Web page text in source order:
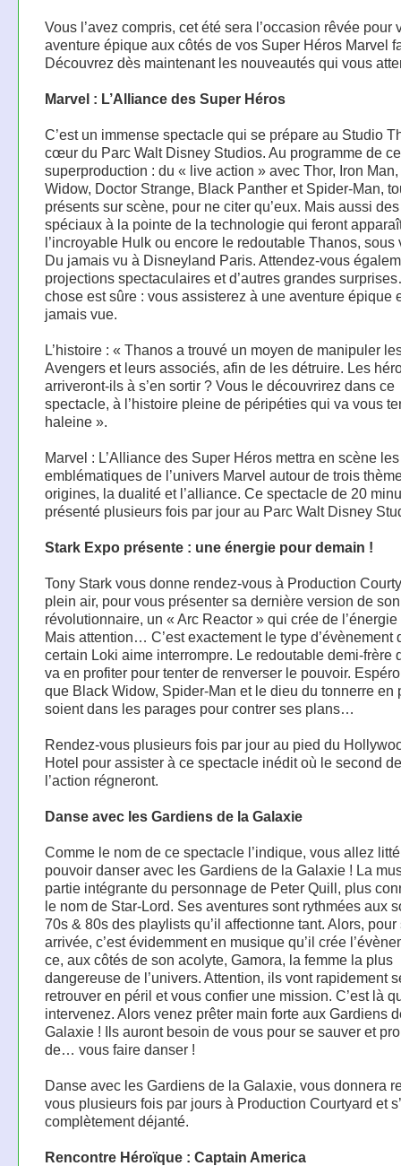
Vous l’avez compris, cet été sera l’occasion rêvée pour
aventure épique aux côtés de vos Super Héros Marvel
Découvrez dès maintenant les nouveautés qui vous
Marvel : L’Alliance des Super Héros
C’est un immense spectacle qui se prépare au Studio
cœur du Parc Walt Disney Studios. Au programme de
superproduction : du « live action » avec Thor, Iron
Widow, Doctor Strange, Black Panther et Spider-Man,
présents sur scène, pour ne citer qu’eux. Mais aussi
spéciaux à la pointe de la technologie qui feront
l’incroyable Hulk ou encore le redoutable Thanos, sous
Du jamais vu à Disneyland Paris. Attendez-vous
projections spectaculaires et d’autres grandes
chose est sûre : vous assisterez à une aventure épique
jamais vue.
L’histoire : « Thanos a trouvé un moyen de manipuler
Avengers et leurs associés, afin de les détruire. Les
arriveront-ils à s’en sortir ? Vous le découvrirez dans ce
spectacle, à l’histoire pleine de péripéties qui va vous
haleine ».
Marvel : L’Alliance des Super Héros mettra en scène
emblématiques de l’univers Marvel autour de trois
origines, la dualité et l’alliance. Ce spectacle de 20
présenté plusieurs fois par jour au Parc Walt Disney
Stark Expo présente : une énergie pour demain !
Tony Stark vous donne rendez-vous à Production
plein air, pour vous présenter sa dernière version de
révolutionnaire, un « Arc Reactor » qui crée de l’énergie
Mais attention… C’est exactement le type d’évènement
certain Loki aime interrompre. Le redoutable demi-frère
va en profiter pour tenter de renverser le pouvoir.
que Black Widow, Spider-Man et le dieu du tonnerre en
soient dans les parages pour contrer ses plans…
Rendez-vous plusieurs fois par jour au pied du
Hotel pour assister à ce spectacle inédit où le second
l’action régneront.
Danse avec les Gardiens de la Galaxie
Comme le nom de ce spectacle l’indique, vous allez
pouvoir danser avec les Gardiens de la Galaxie ! La
partie intégrante du personnage de Peter Quill, plus
le nom de Star-Lord. Ses aventures sont rythmées aux
70s & 80s des playlists qu’il affectionne tant. Alors, pour
arrivée, c’est évidemment en musique qu’il crée
ce, aux côtés de son acolyte, Gamora, la femme la plus
dangereuse de l’univers. Attention, ils vont rapidement
retrouver en péril et vous confier une mission. C’est là
intervenez. Alors venez prêter main forte aux Gardiens
Galaxie ! Ils auront besoin de vous pour se sauver et
de… vous faire danser !
Danse avec les Gardiens de la Galaxie, vous donnera
vous plusieurs fois par jours à Production Courtyard et
complètement déjanté.
Rencontre Héroïque : Captain America